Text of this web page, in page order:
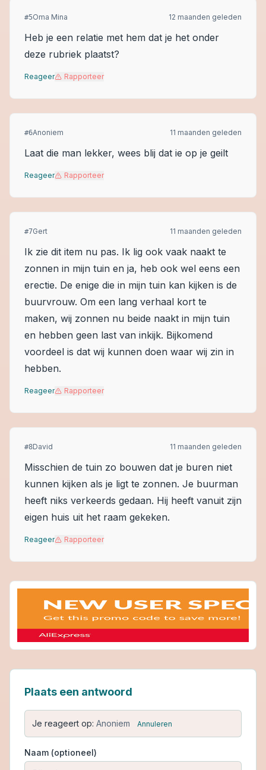
#5Oma Mina 12 maanden geleden
Heb je een relatie met hem dat je het onder
deze rubriek plaatst?
Reageer Rapporteer
#6Anoniem 11 maanden geleden
Laat die man lekker, wees blij dat ie op je geilt
Reageer Rapporteer
#7Gert 11 maanden geleden
Ik zie dit item nu pas. Ik lig ook vaak naakt te
zonnen in mijn tuin en ja, heb ook wel eens een
erectie. De enige die in mijn tuin kan kijken is de
buurvrouw. Om een lang verhaal kort te
maken, wij zonnen nu beide naakt in mijn tuin
en hebben geen last van inkijk. Bijkomend
voordeel is dat wij kunnen doen waar wij zin in
hebben.
Reageer Rapporteer
#8David 11 maanden geleden
Misschien de tuin zo bouwen dat je buren niet
kunnen kijken als je ligt te zonnen. Je buurman
heeft niks verkeerds gedaan. Hij heeft vanuit zijn
eigen huis uit het raam gekeken.
Reageer Rapporteer
Plaats een antwoord
Je reageert op: Anoniem Annuleren
Naam (optioneel)